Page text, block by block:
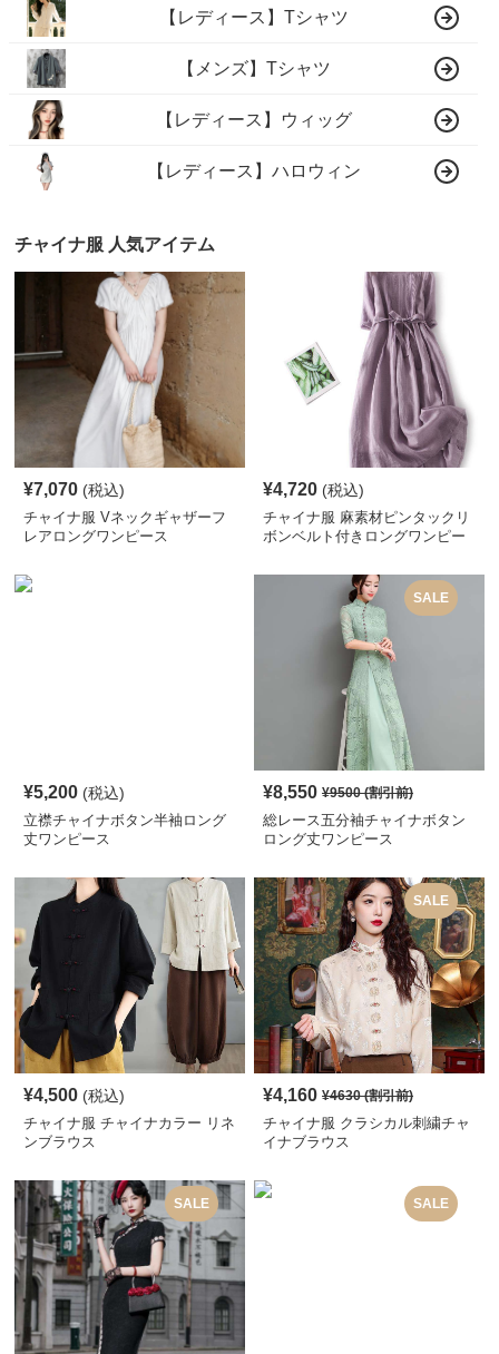
【レディース】Tシャツ
【メンズ】Tシャツ
【レディース】ウィッグ
【レディース】ハロウィン
チャイナ服 人気アイテム
¥7,070 (税込)
チャイナ服 Vネックギャザーフ
レアロングワンピース
¥4,720 (税込)
チャイナ服 麻素材ピンタックリ
ボンベルト付きロングワンピー
¥5,200 (税込)
立襟チャイナボタン半袖ロング
丈ワンピース
SALE
¥8,550 ¥9500(割引前)
総レース五分袖チャイナボタン
ロング丈ワンピース
¥4,500 (税込)
チャイナ服 チャイナカラー リネ
ンブラウス
SALE
¥4,160 ¥4630(割引前)
チャイナ服 クラシカル刺繍チャ
イナブラウス
SALE SALE